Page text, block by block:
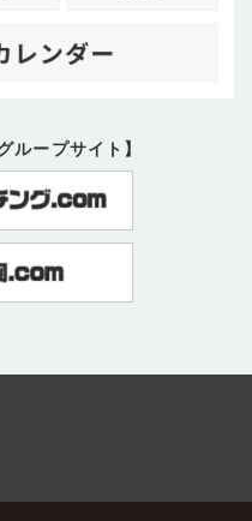
ループサイト】